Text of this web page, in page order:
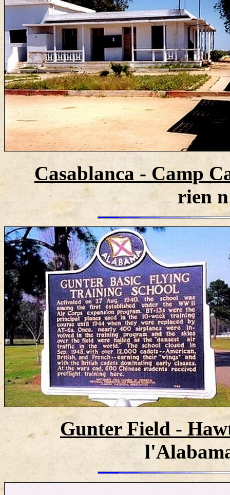
Casablanca - Camp
rien
Gunter Field -